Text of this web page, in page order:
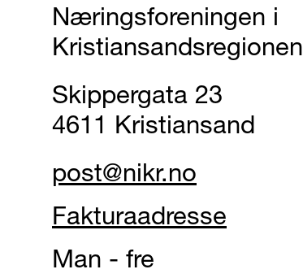
Næringsforeningen i
Kristiansandsregionen
Skippergata 23
4611 Kristiansand
post@nikr.no
Fakturaadresse
Man - fre